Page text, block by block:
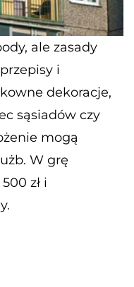
ale zasady
i
dekoracje,
sąsiadów czy
mogą
W grę
zł i